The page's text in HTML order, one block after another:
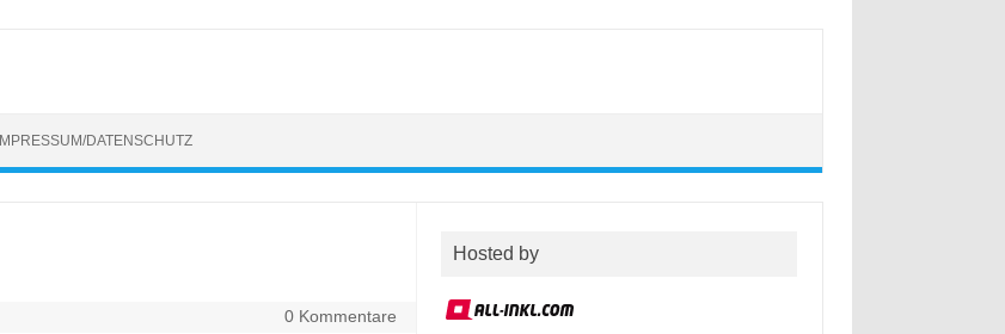
IMPRESSUM/DATENSCHUTZ
0 Kommentare
Hosted by